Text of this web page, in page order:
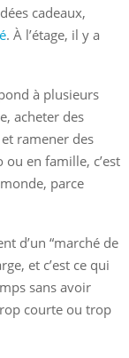
cadeaux,
. À l’étage, il y a
à plusieurs
acheter des
ramener des
en famille, c’est
parce
d’un “marché de
et c’est ce qui
sans avoir
courte ou trop